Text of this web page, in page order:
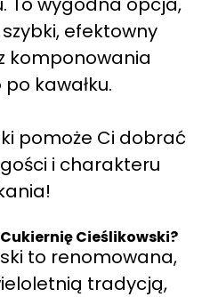
efektowny
komponowania
kawałku.
pomoże Ci dobrać
i charakteru
Cieślikowski?
to renomowana,
tradycją,